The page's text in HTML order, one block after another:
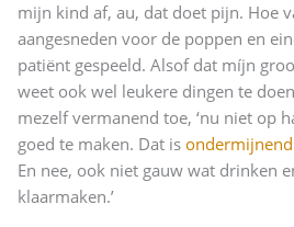
mijn kind af, au, dat doet pijn. Hoe
aangesneden voor de poppen en
patiënt gespeeld. Alsof dat míjn
weet ook wel leukere dingen te
mezelf vermanend toe, ‘nu niet op
goed te maken. Dat is ondermijnend
En nee, ook niet gauw wat drinken
klaarmaken.’